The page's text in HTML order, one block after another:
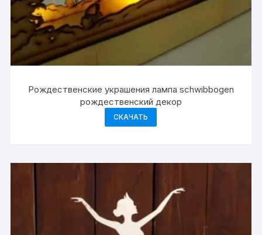
Рождественские украшения лампа schwibbogen
рождественский декор
СКАЧАТЬ